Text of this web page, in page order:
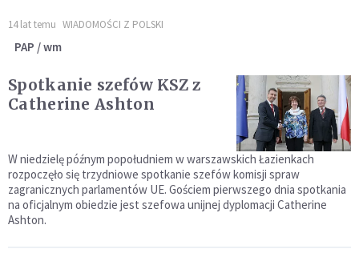
14 lat temu WIADOMOŚCI Z POLSKI
PAP / wm
Spotkanie szefów KSZ z
Catherine Ashton
W niedzielę późnym popołudniem w warszawskich Łazienkach
rozpoczęło się trzydniowe spotkanie szefów komisji spraw
zagranicznych parlamentów UE. Gościem pierwszego dnia spotkania
na oficjalnym obiedzie jest szefowa unijnej dyplomacji Catherine
Ashton.